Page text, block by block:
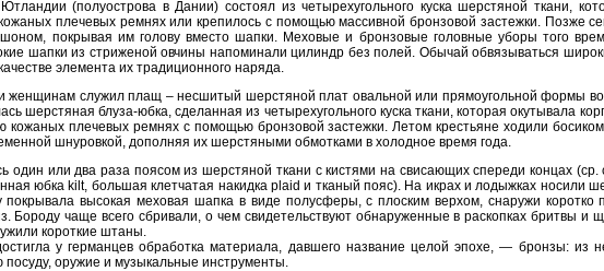
(полуострова в Дании) состоял из четырехугольного куска шерстяной ткани,
плечевых ремнях или крепилось с помощью массивной бронзовой застежки. Позже
покрывая им голову вместо шапки. Меховые и бронзовые головные уборы того
шапки из стриженой овчины напоминали цилиндр без полей. Обычай обвязываться
элемента их традиционного наряда.
женщинам служил плащ – несшитый шерстяной плат овальной или прямоугольной формы
шерстяная блуза-юбка, сделанная из четырехугольного куска ткани, которая окутывала
кожаных плечевых ремнях с помощью бронзовой застежки. Летом крестьяне ходили
шнуровкой, дополняя их шерстяными обмотками в холодное время года.
один или два раза поясом из шерстяной ткани с кистями на свисающих спереди концах
юбка kilt, большая клетчатая накидка plaid и тканый пояс). На икрах и лодыжках носили
покрывала высокая меховая шапка в виде полусферы, с плоским верхом, снаружи коротко
Бороду чаще всего сбривали, о чем свидетельствуют обнаруженные в раскопках бритвы
короткие штаны.
у германцев обработка материала, давшего название целой эпохе, — бронзы: из
оружие и музыкальные инструменты.